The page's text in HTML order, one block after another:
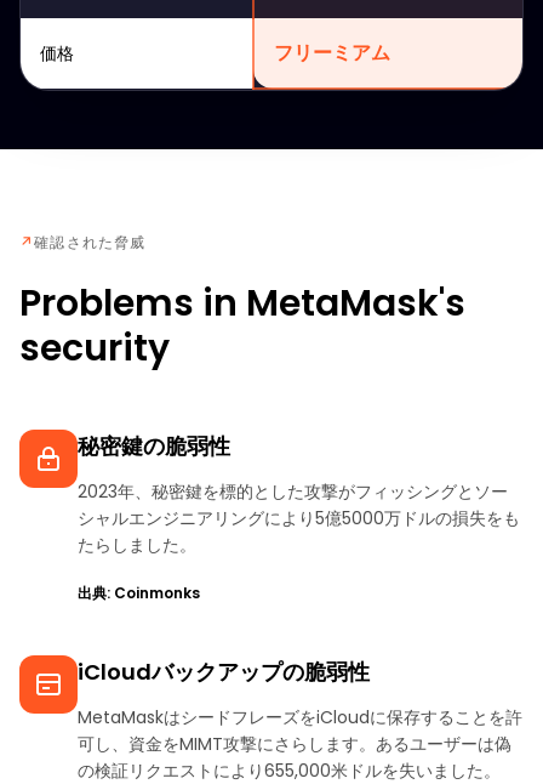
価格 フリーミアム
↗確認された脅威
Problems in MetaMask's
security
秘密鍵の脆弱性
2023年、秘密鍵を標的とした攻撃がフィッシングとソー
シャルエンジニアリングにより5億5000万ドルの損失をも
たらしました。
出典: Coinmonks
iCloudバックアップの脆弱性
MetaMaskはシードフレーズをiCloudに保存することを許
可し、資金をMIMT攻撃にさらします。あるユーザーは偽
の検証リクエストにより655,000米ドルを失いました。